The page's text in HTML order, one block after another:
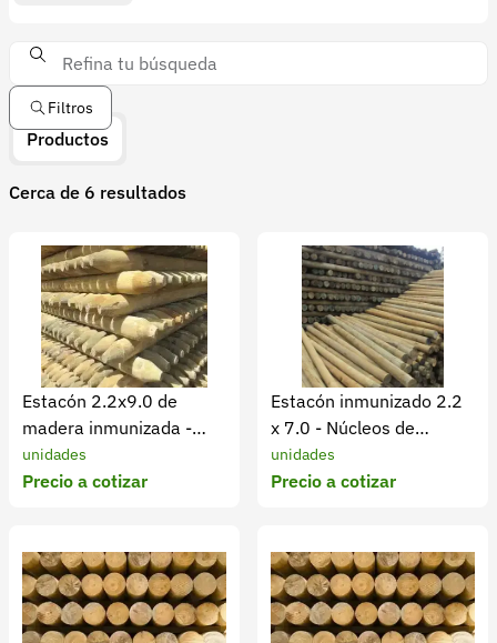
Filtros
Productos
Cerca de 6 resultados
Estacón 2.2x9.0 de
madera inmunizada -
Núcleos de madera
unidades
Precio a cotizar
Estacón inmunizado 2.2
x 7.0 - Núcleos de
Madera
unidades
Precio a cotizar
Cuenta
Iniciar sesión
Registrarse
Recuperar contraseña
Soporte
+57 323 2931928
contacto@croper.com